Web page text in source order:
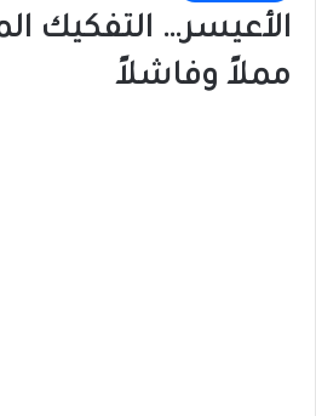
الأعيسر… التفكيك
مملاً وفاشلاً